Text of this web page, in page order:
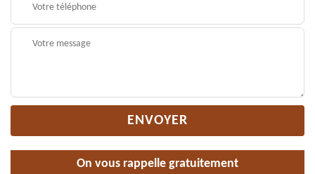
On vous rappelle gratuitement